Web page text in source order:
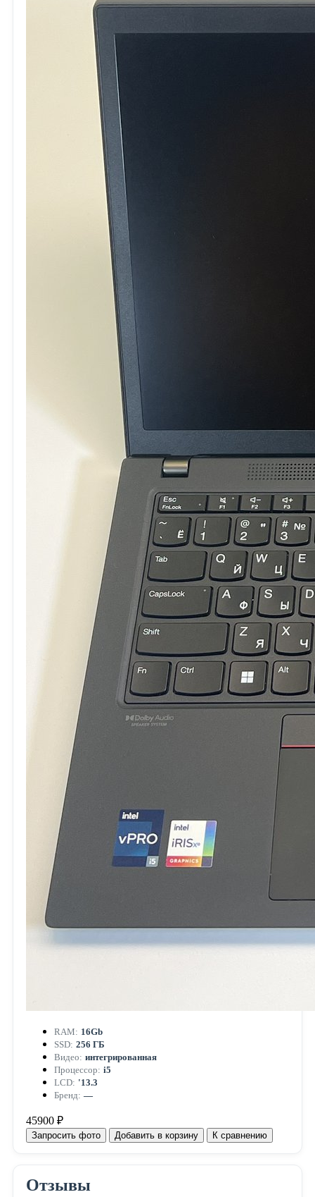
RAM: 16Gb
SSD: 256 ГБ
Видео: интегрированная
Процессор: i5
LCD: '13.3
Бренд: —
45900 ₽
Запросить фото Добавить в корзину К сравнению
Отзывы